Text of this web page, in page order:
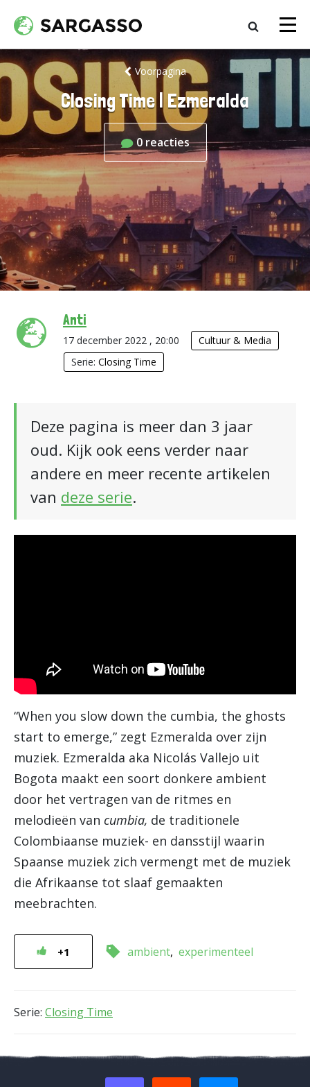
Voorpagina
Closing Time | Ezmeralda
0 reacties
Anti
17 december 2022 , 20:00
Cultuur & Media
Serie: Closing Time
Deze pagina is meer dan 3 jaar
oud. Kijk ook eens verder naar
andere en meer recente artikelen
van deze serie.
“When you slow down the cumbia, the ghosts
start to emerge,” zegt Ezmeralda over zijn
muziek. Ezmeralda aka Nicolás Vallejo uit
Bogota maakt een soort donkere ambient
door het vertragen van de ritmes en
melodieën van cumbia, de traditionele
Colombiaanse muziek- en dansstijl waarin
Spaanse muziek zich vermengt met de muziek
die Afrikaanse tot slaaf gemaakten
meebrachten.
+1 ambient experimenteel
Serie: Closing Time